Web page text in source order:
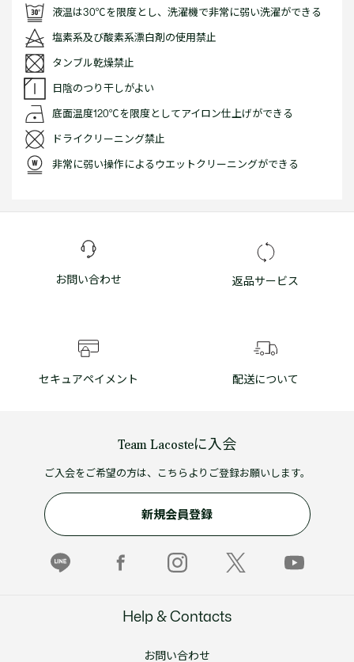
液温は30℃を限度とし、洗濯機で非常に弱い洗濯ができる
塩素系及び酸素系漂白剤の使用禁止
タンブル乾燥禁止
日陰のつり干しがよい
底面温度120℃を限度としてアイロン仕上げができる
ドライクリーニング禁止
非常に弱い操作によるウエットクリーニングができる
お問い合わせ 返品サービス
セキュアペイメント 配送について
Team Lacosteに入会
ご入会をご希望の方は、こちらよりご登録お願いします。
新規会員登録
Help & Contacts
お問い合わせ